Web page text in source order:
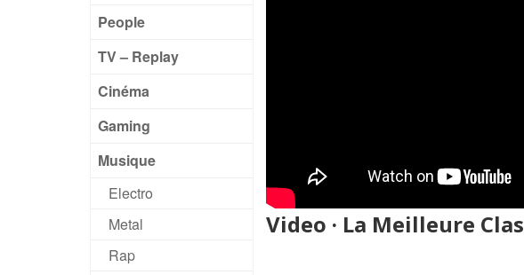
People
TV – Replay
Cinéma
Gaming
Musique
Electro
Metal
Rap
Video · La Meilleure